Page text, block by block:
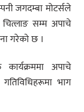
जगदम्बा मोटर्सले
सम्म अपाचे
गरेको छ ।
अपाचे
गतिविधिहरूमा भाग